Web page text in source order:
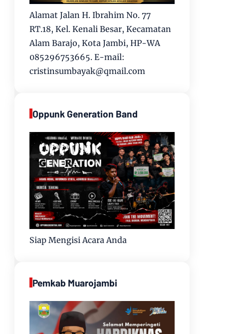
Alamat Jalan H. Ibrahim No. 77
RT.18, Kel. Kenali Besar, Kecamatan
Alam Barajo, Kota Jambi, HP-WA
085296753665. E-mail:
cristinsumbayak@qmail.com
Oppunk Generation Band
Siap Mengisi Acara Anda
Pemkab Muarojambi